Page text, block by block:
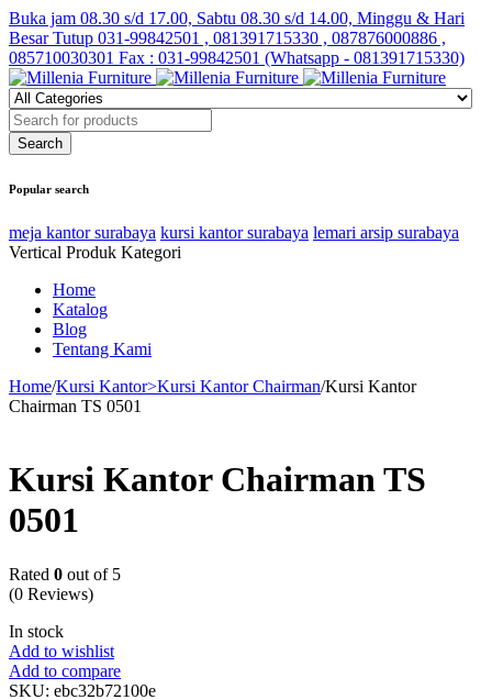
Buka jam 08.30 s/d 17.00, Sabtu 08.30 s/d 14.00, Minggu & Hari
Besar Tutup 031-99842501 , 081391715330 , 087876000886 ,
085710030301 Fax : 031-99842501 (Whatsapp - 081391715330)
Popular search
meja kantor surabaya kursi kantor surabaya lemari arsip surabaya
Vertical Produk Kategori
Home
Katalog
Blog
Tentang Kami
Home/Kursi Kantor>Kursi Kantor Chairman/Kursi Kantor
Chairman TS 0501
Kursi Kantor Chairman TS
0501
Rated 0 out of 5
(0 Reviews)
In stock
Add to wishlist
Add to compare
SKU: ebc32b72100e